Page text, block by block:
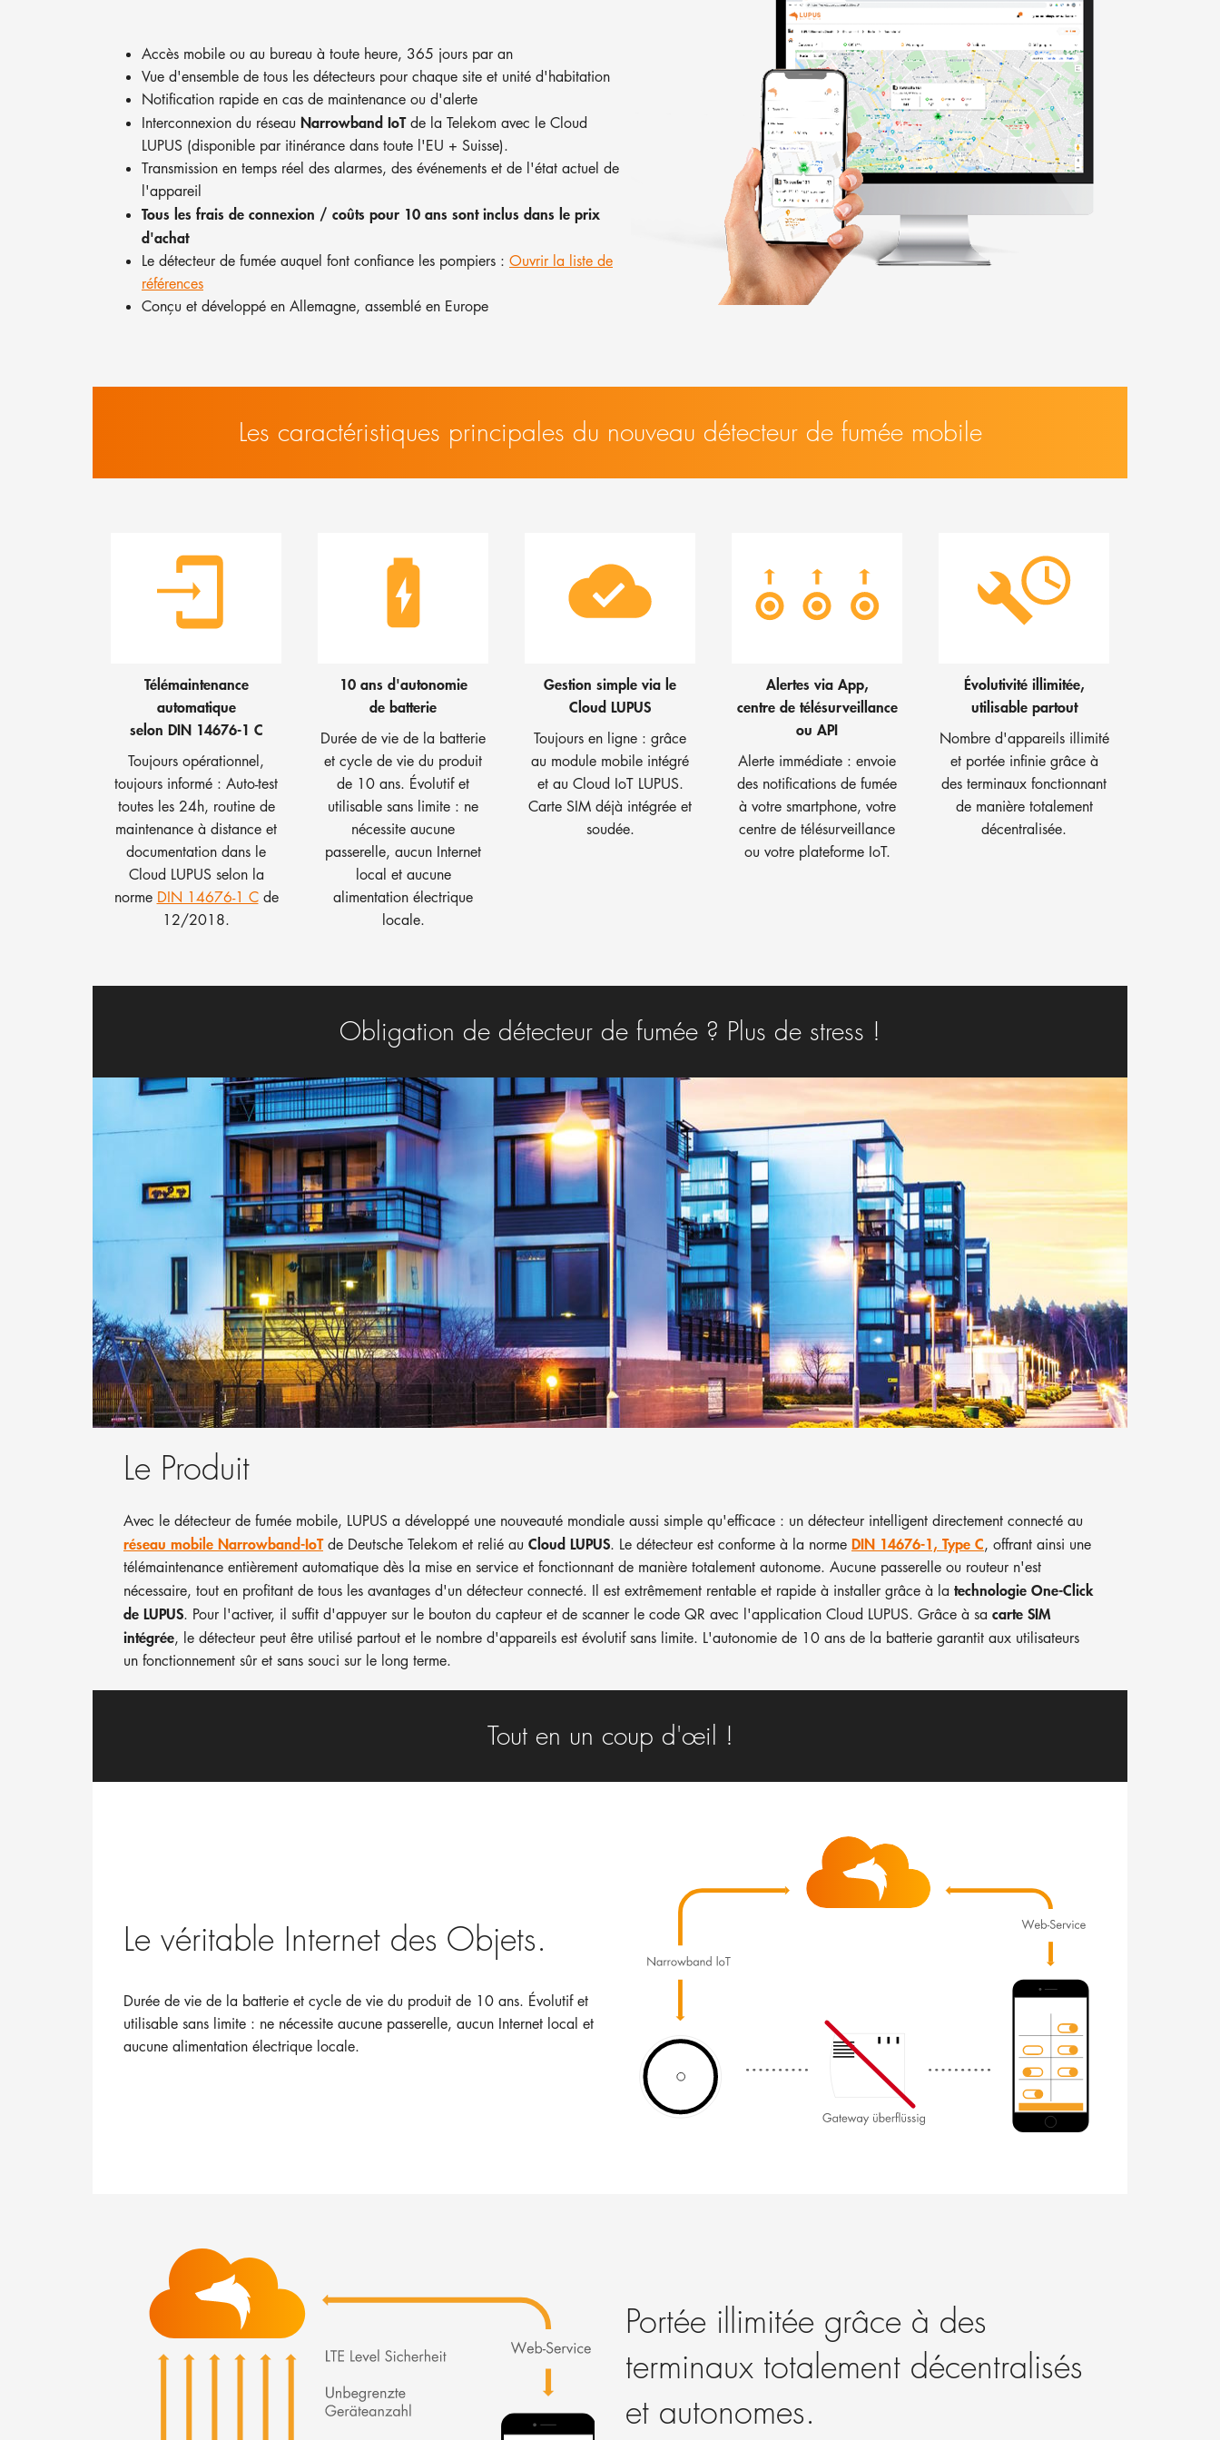
Accès mobile ou au bureau à toute heure, 365 jours par an
Vue d'ensemble de tous les détecteurs pour chaque site et unité d'habitation
Notification rapide en cas de maintenance ou d'alerte
Interconnexion du réseau Narrowband IoTde la Telekom avec le Cloud
LUPUS (disponible par itinérance dans toute l'EU + Suisse).
Transmission en temps réel des alarmes, des événements et de l'état actuel de
l'appareil
Tous les frais de connexion / coûts pour 10 ans sont inclus dans le prix
d'achat
Le détecteur de fumée auquel font confiance les pompiers : Ouvrir la liste de
références
Conçu et développé en Allemagne, assemblé en Europe
Les caractéristiques principales du nouveau détecteur de fumée mobile
Télémaintenance
automatique
selon DIN 14676-1 C
Toujours opérationnel,
toujours informé : Auto-test
toutes les 24h, routine de
maintenance à distance et
documentation dans le
Cloud LUPUS selon la
norme DIN 14676-1 Cde
12/2018.
10 ans d'autonomie
de batterie
Durée de vie de la batterie
et cycle de vie du produit
de 10 ans. Évolutif et
utilisable sans limite : ne
nécessite aucune
passerelle, aucun Internet
local et aucune
alimentation électrique
locale.
Gestion simple via le
Cloud LUPUS
Toujours en ligne : grâce
au module mobile intégré
et au Cloud IoT LUPUS.
Carte SIM déjà intégrée et
soudée.
Alertes via App,
centre de télésurveillance
ou API
Alerte immédiate : envoie
des notifications de fumée
à votre smartphone, votre
centre de télésurveillance
ou votre plateforme IoT.
Évolutivité illimitée,
utilisable partout
Nombre d'appareils illimité
et portée infinie grâce à
des terminaux fonctionnant
de manière totalement
décentralisée.
Obligation de détecteur de fumée ? Plus de stress !
Le Produit
Avec le détecteur de fumée mobile, LUPUS a développé une nouveauté mondiale aussi simple qu'efficace : un détecteur intelligent directement connecté au
réseau mobile Narrowband-IoTde Deutsche Telekom et relié au Cloud LUPUS. Le détecteur est conforme à la norme DIN 14676-1, Type C, offrant ainsi une
télémaintenance entièrement automatique dès la mise en service et fonctionnant de manière totalement autonome. Aucune passerelle ou routeur n'est
nécessaire, tout en profitant de tous les avantages d'un détecteur connecté. Il est extrêmement rentable et rapide à installer grâce à la technologie One-Click
de LUPUS. Pour l'activer, il suffit d'appuyer sur le bouton du capteur et de scanner le code QR avec l'application Cloud LUPUS. Grâce à sa carte SIM
intégrée, le détecteur peut être utilisé partout et le nombre d'appareils est évolutif sans limite. L'autonomie de 10 ans de la batterie garantit aux utilisateurs
un fonctionnement sûr et sans souci sur le long terme.
Tout en un coup d'œil !
Le véritable Internet des Objets.
Durée de vie de la batterie et cycle de vie du produit de 10 ans. Évolutif et
utilisable sans limite : ne nécessite aucune passerelle, aucun Internet local et
aucune alimentation électrique locale.
Portée illimitée grâce à des
terminaux totalement décentralisés
et autonomes.